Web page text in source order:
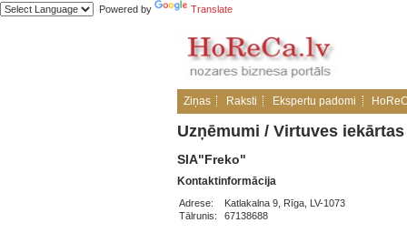
Powered by Translate
Ziņas Raksti Ekspertu padomi
Uzņēmumi / Virtuves iekārtas
SIA"Freko"
Kontaktinformācija
Adrese:
Katlakalna 9, Rīga, LV-1073
Tālrunis:
67138688